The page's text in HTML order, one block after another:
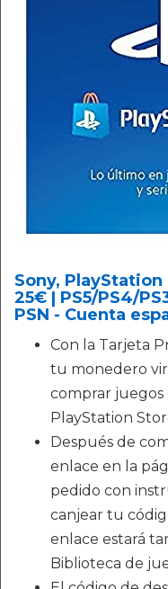
Sony,
25€ | PS5/PS4/
PSN - Cuenta
Con la Tarjeta
tu monedero
comprar juegos
PlayStation
Después de
enlace en la
pedido con
canjear tu
enlace estará
Biblioteca de